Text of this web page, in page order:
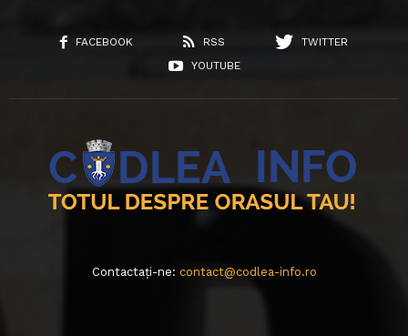
FACEBOOK RSS
TWITTER
YOUTUBE
Contactați-ne: contact@codlea-info.ro